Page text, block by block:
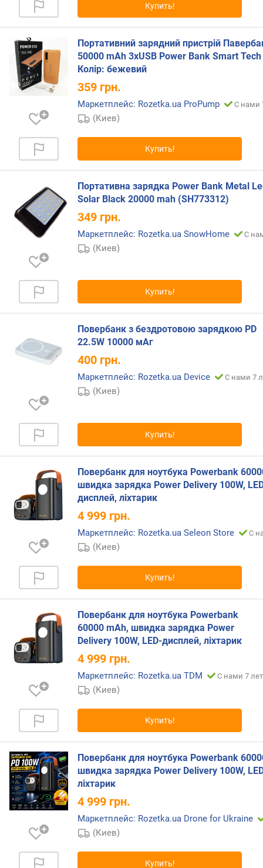
у
п
р
е
д
л
е
м
к
о
ь
б
т
а
е
и
ч
м
т
ь
б
т
е
и
т
*
ч
р
е
л
ь
н
а
я
е
м
о
Купить!
Портативний зарядний пристрій
50000 mAh 3хUSB Power Bank Smart Tech
Колір: бежевий
359 грн.
Маркетплейс: Rozetka.ua ProPump С нами
(Киев)
Купить!
Портативна зарядка Power Bank Metal
Solar Black 20000 mah (SH773312)
349 грн.
Маркетплейс: Rozetka.ua SnowHome С
(Киев)
Купить!
Повербанк з бездротовою зарядкою PD
22.5W 10000 мАг
400 грн.
Маркетплейс: Rozetka.ua Device С нами 7
(Киев)
Купить!
Повербанк для ноутбука Powerbank
швидка зарядка Power Delivery 100W,
дисплей, ліхтарик
4 999 грн.
Маркетплейс: Rozetka.ua Seleon Store С
(Киев)
Купить!
Повербанк для ноутбука Powerbank
60000 mAh, швидка зарядка Power
Delivery 100W, LED-дисплей, ліхтарик
4 999 грн.
Маркетплейс: Rozetka.ua TDM С нами 7 лет
(Киев)
Купить!
Повербанк для ноутбука Powerbank
швидка зарядка Power Delivery 100W,
ліхтарик
4 999 грн.
Маркетплейс: Rozetka.ua Drone for Ukraine
(Киев)
Купить!